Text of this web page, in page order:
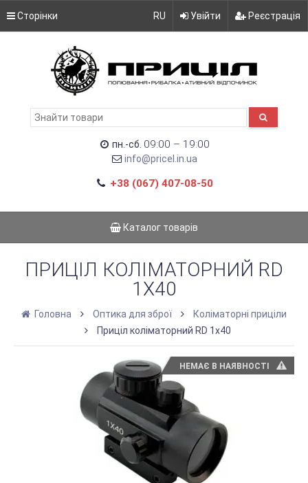
Сторінки RU Увійти Реєстрація
пн.-сб. 09:00 – 19:00
info@pricel.in.ua
+38 (067) 407-08-50
Каталог товарів
ПРИЦІЛ КОЛІМАТОРНИЙ RD
1X40
Головна Оптика для зброї
Коліматорні приціли
Приціл коліматорний RD 1x40
НЕМАЄ В НАЯВНОСТІ